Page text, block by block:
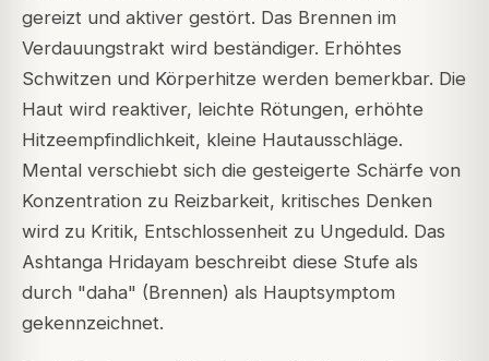
gereizt und aktiver gestört. Das Brennen im
Verdauungstrakt wird beständiger. Erhöhtes
Schwitzen und Körperhitze werden bemerkbar. Die
Haut wird reaktiver, leichte Rötungen, erhöhte
Hitzeempfindlichkeit, kleine Hautausschläge.
Mental verschiebt sich die gesteigerte Schärfe von
Konzentration zu Reizbarkeit, kritisches Denken
wird zu Kritik, Entschlossenheit zu Ungeduld. Das
Ashtanga Hridayam beschreibt diese Stufe als
durch "daha" (Brennen) als Hauptsymptom
gekennzeichnet.